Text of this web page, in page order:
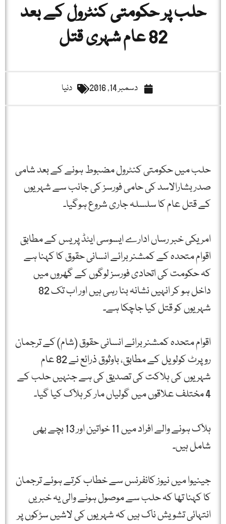
حلب پر حکومتی کنٹرول کے بعد
82 عام شہری قتل
دسمبر 14, 2016 دنیا
حلب میں حکومتی کنٹرول مضبوط ہونے کے بعد شامی
صدر بشارالاسد کی حامی فورسز کی جانب سے شہریوں
کے قتل عام کا سلسلہ جاری شروع ہوگیا۔
امریکی خبر رساں ادارے ایسوسی ایٹڈ پریس کے مطابق
اقوام متحدہ کے کمشنر برائے انسانی حقوق کا کہنا ہے
کہ حکومت کی اتحادی فورسز لوگوں کے گھروں میں
داخل ہو کر انہیں نشانہ بنا رہی ہیں اور اب تک 82
شہریوں کو قتل کیا جاچکا ہے۔
اقوام متحدہ کمشنر برائے انسانی حقوق (شام) کے ترجمان
روپرٹ کولویل کے مطابق، باوثوق ذرائع نے 82 عام
شہریوں کی ہلاکت کی تصدیق کی ہے جنہیں حلب کے
4 مختلف علاقوں میں گولیاں مار کر ہلاک کیا گیا۔
ہلاک ہونے والے افراد میں 11 خواتین اور 13 بچے بھی
شامل ہیں۔
جینیوا میں نیوز کانفرنس سے خطاب کرتے ہوئے ترجمان
کا کہنا تھا کہ حلب سے موصول ہونے والی یہ خبریں
انتہائی تشویش ناک ہیں کہ شہریوں کی لاشیں سڑکوں پر